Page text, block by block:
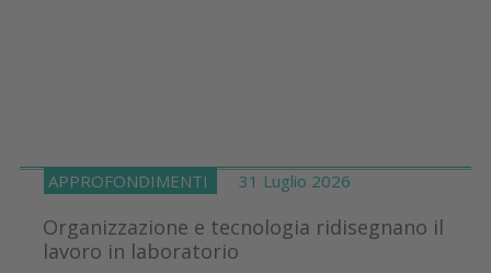
APPROFONDIMENTI 31 Luglio 2026
Organizzazione e tecnologia ridisegnano il
lavoro in laboratorio